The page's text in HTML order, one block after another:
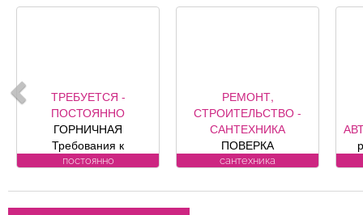
ТРЕБУЕТСЯ -
ПОСТОЯННО
ГОРНИЧНАЯ
Требования к
кандидату: без опыта
-Влажная и сухая
уборка номеров и
постоянно
РЕМОНТ,
СТРОИТЕЛЬСТВО -
САНТЕХНИКА
ПОВЕРКА
ВОДОСЧЕТЧИКОВ на
замена, регистрация.
сантехника